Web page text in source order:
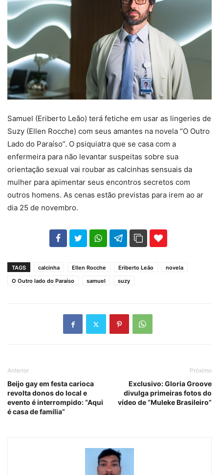
Samuel (Eriberto Leão) terá fetiche em usar as lingeries de
Suzy (Ellen Rocche) com seus amantes na novela “O Outro
Lado do Paraíso”. O psiquiatra que se casa com a
enfermeira para não levantar suspeitas sobre sua
orientação sexual vai roubar as calcinhas sensuais da
mulher para apimentar seus encontros secretos com
outros homens. As cenas estão previstas para irem ao ar
dia 25 de novembro.
102 35
TAGS calcinha Ellen Rocche Eriberto Leão
novela
O Outro lado do Paraíso
samuel suzy
Anterior
Beijo gay em festa carioca
revolta donos do local e
evento é interrompido: “Aqui
é casa de família”
Próximo
Exclusivo: Gloria Groove
divulga primeiras fotos do
vídeo de “Muleke Brasileiro”